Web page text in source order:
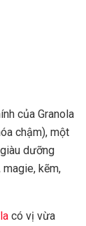
của Granola
chậm), một
dưỡng
kẽm,
có vị vừa